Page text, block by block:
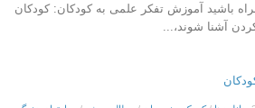
باشید آموزش تفکر علمی به کودکان: کودکان
آشنا شوند،...